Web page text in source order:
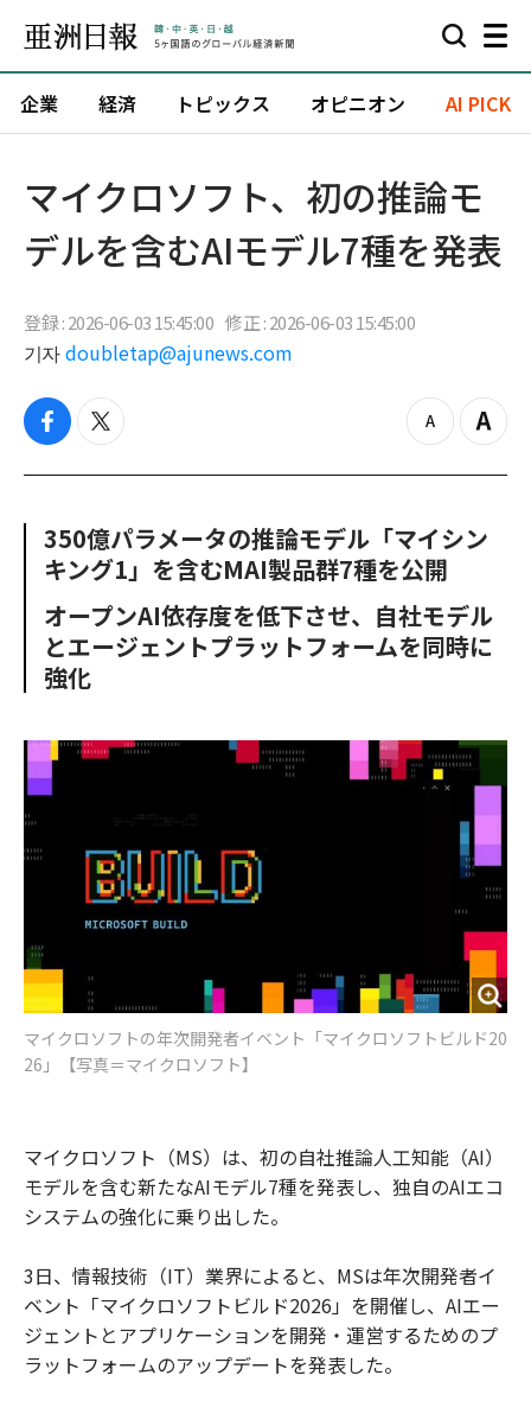
企業 経済 トピックス オピニオン AI PICK
マイクロソフト、初の推論モ
デルを含むAIモデル7種を発表
登録 : 2026-06-03 15:45:00 修正 : 2026-06-03 15:45:00
기자 doubletap@ajunews.com
f
c
o
o
t
i
e
r
z
o
u
t
Z
o
n
350億パラメータの推論モデル「マイシン
キング1」を含むMAI製品群7種を公開
オープンAI依存度を低下させ、自社モデル
とエージェントプラットフォームを同時に
強化
マイクロソフトの年次開発者イベント「マイクロソフトビルド20
26」【写真＝マイクロソフト】
マイクロソフト（MS）は、初の自社推論人工知能（AI）
モデルを含む新たなAIモデル7種を発表し、独自のAIエコ
システムの強化に乗り出した。
3日、情報技術（IT）業界によると、MSは年次開発者イ
ベント「マイクロソフトビルド2026」を開催し、AIエー
ジェントとアプリケーションを開発・運営するためのプ
ラットフォームのアップデートを発表した。